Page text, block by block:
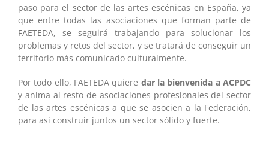
paso para el sector de las artes escénicas en España, ya
que entre todas las asociaciones que forman parte de
FAETEDA, se seguirá trabajando para solucionar los
problemas y retos del sector, y se tratará de conseguir un
territorio más comunicado culturalmente.
Por todo ello, FAETEDA quiere dar la bienvenida a ACPDC
y anima al resto de asociaciones profesionales del sector
de las artes escénicas a que se asocien a la Federación,
para así construir juntos un sector sólido y fuerte.